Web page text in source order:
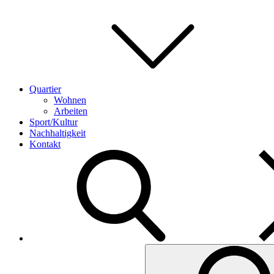
Quartier
Wohnen
Arbeiten
Sport/Kultur
Nachhaltigkeit
Kontakt